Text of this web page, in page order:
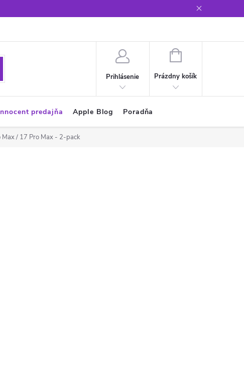
Prihlásenie
NÁKUPNÝ
Prázdny košík
predajňa Apple Blog Poradňa
Max / 17 Pro Max - 2-pack